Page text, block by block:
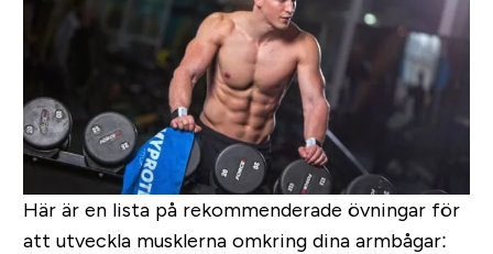
Här är en lista på rekommenderade övningar för
att utveckla musklerna omkring dina armbågar: